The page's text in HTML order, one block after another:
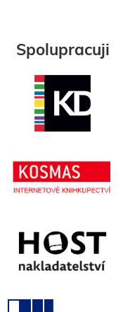
Spolupracuji